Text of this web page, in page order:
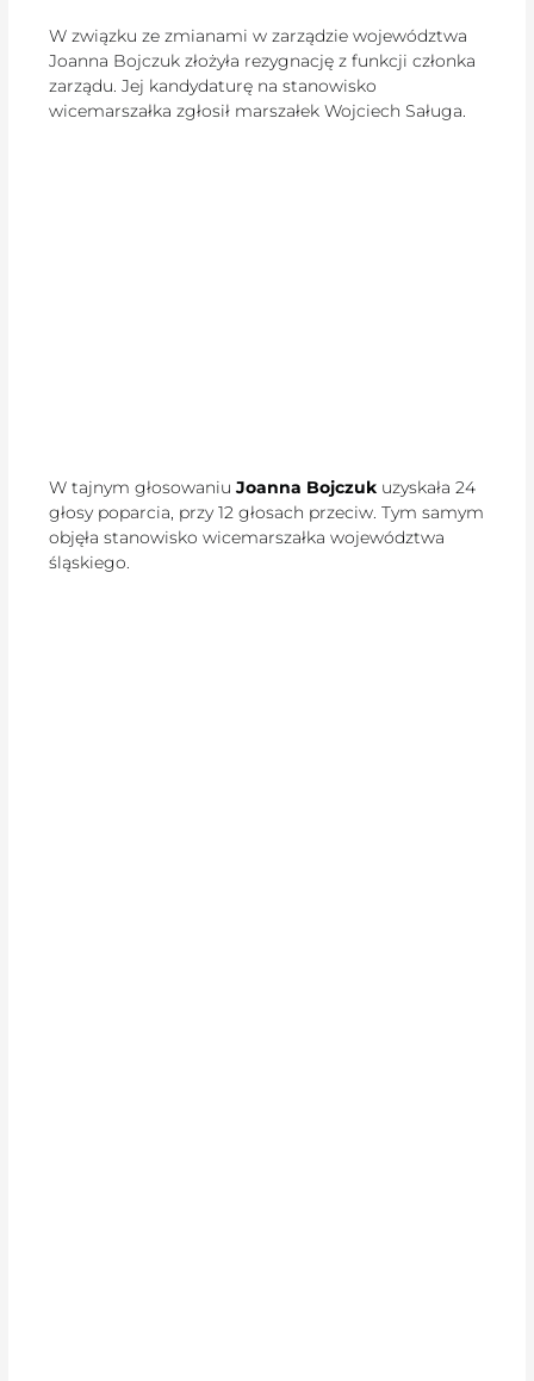
W związku ze zmianami w zarządzie województwa
Joanna Bojczuk złożyła rezygnację z funkcji członka
zarządu. Jej kandydaturę na stanowisko
wicemarszałka zgłosił marszałek Wojciech Saługa.
W tajnym głosowaniu Joanna Bojczuk uzyskała 24
głosy poparcia, przy 12 głosach przeciw. Tym samym
objęła stanowisko wicemarszałka województwa
śląskiego.